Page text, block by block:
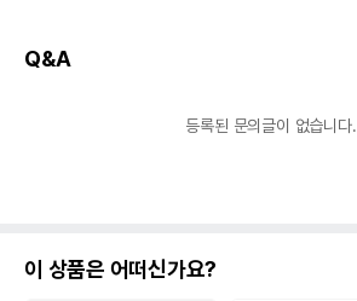
Q&A
등록된 문의글이 없습니다.
이 상품은 어떠신가요?